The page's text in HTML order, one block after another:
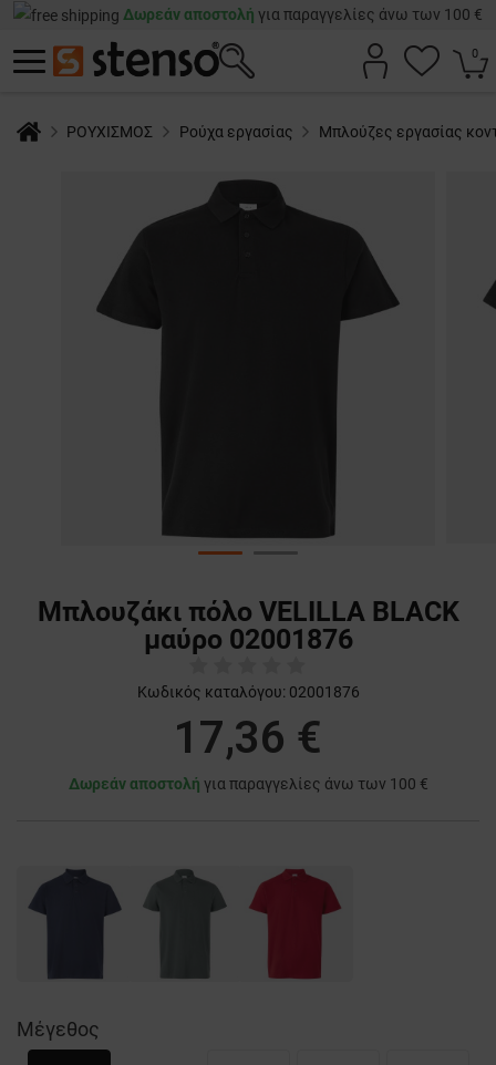
Δωρεάν αποστολή για παραγγελίες άνω των 100 €
0
ΡΟΥΧΙΣΜΟΣ Ρούχα εργασίας Μπλούζες εργασίας
Μπλουζάκι πόλο VELILLA BLACK
μαύρο 02001876
Κωδικός καταλόγου: 02001876
17,36 €
Δωρεάν αποστολή για παραγγελίες άνω των 100 €
Μέγεθος